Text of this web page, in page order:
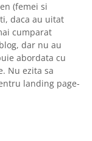
(femei si
daca au uitat
cumparat
dar nu au
abordata cu
Nu ezita sa
landing page-